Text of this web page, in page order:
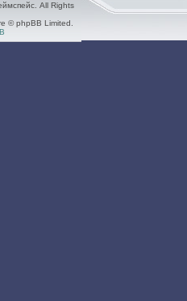
All Rights
© phpBB Limited.